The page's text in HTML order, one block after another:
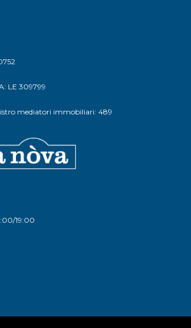
LE 309799
mediatori immobiliari: 489
19:00